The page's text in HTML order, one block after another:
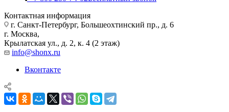
Контактная информация
г. Санкт-Петербург, Большеохтинский пр., д. 6
г. Москва,
Крылатская ул., д. 2, к. 4 (2 этаж)
info@shonx.ru
Вконтакте